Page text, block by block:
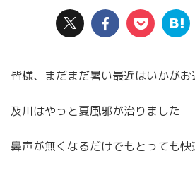
皆様、まだまだ暑い最近はいかが
及川はやっと夏風邪が治りました
鼻声が無くなるだけでもとっても快